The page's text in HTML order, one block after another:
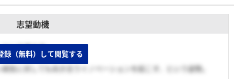
志望動機
という考え方。
気に対しても向き合うイノベーションを起こす、という姿勢。
録（無料）して閲覧する